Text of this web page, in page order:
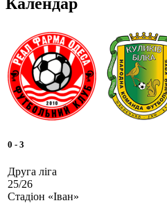
Календар
0 - 3
Друга ліга
25/26
Стадіон «Іван»